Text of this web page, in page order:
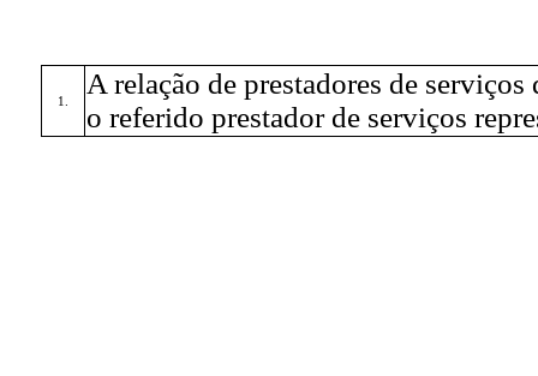
1.
A relação de prestadores de
o referido prestador de serviços